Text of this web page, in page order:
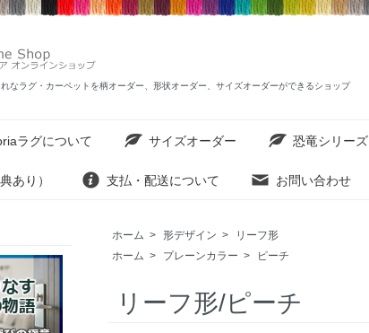
なラグ・カーペットを柄オーダー、形状オーダー、サイズオーダーができるショップ
ラグについて サイズオーダー 恐竜シリーズ
あり） 支払・配送について お問い合わせ
ホーム > 形デザイン >
リーフ形
ホーム > プレーンカラー > ピーチ
リーフ形/ピーチ